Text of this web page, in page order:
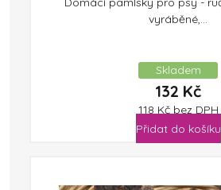
vyráběné,...
Skladem
132 Kč
118 Kč bez DPH
Přidat do košíku